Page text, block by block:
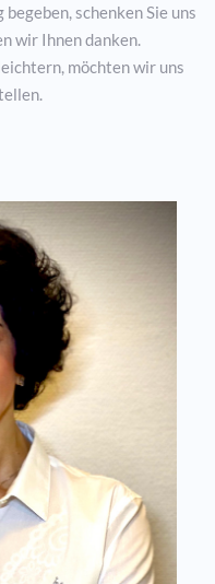
schenken Sie uns
wir Ihnen danken.
möchten wir uns